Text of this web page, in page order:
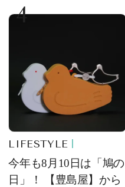
4
LIFESTYLE
今年も8月10日は「鳩の
日」！ 【豊島屋】から